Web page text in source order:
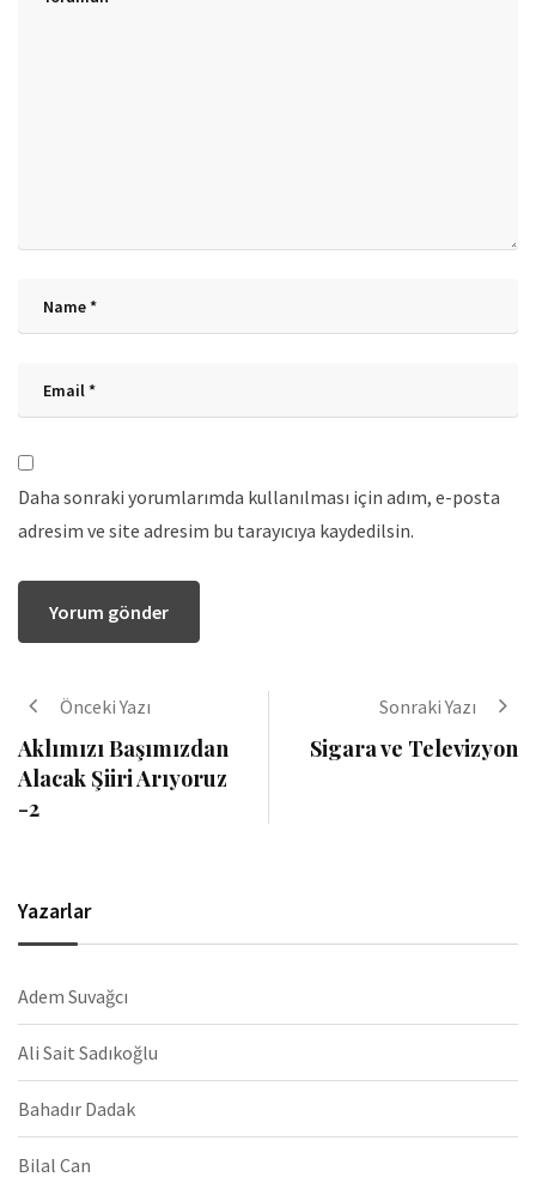
Daha sonraki yorumlarımda kullanılması için adım, e-posta
adresim ve site adresim bu tarayıcıya kaydedilsin.
Önceki Yazı
Aklımızı Başımızdan
Alacak Şiiri Arıyoruz
-2
Sonraki Yazı
Sigara ve Televizyon
Yazarlar
Adem Suvağcı
Ali Sait Sadıkoğlu
Bahadır Dadak
Bilal Can